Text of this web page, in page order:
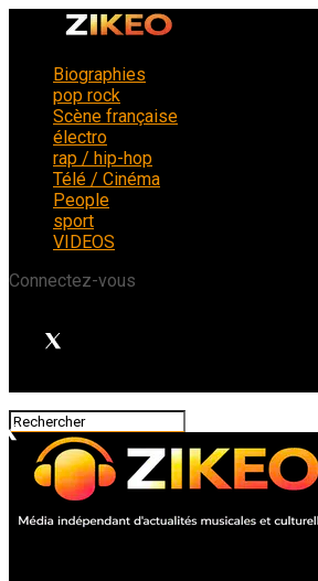
Biographies
pop rock
Scène française
électro
rap / hip-hop
Télé / Cinéma
People
sport
VIDEOS
Connectez-vous